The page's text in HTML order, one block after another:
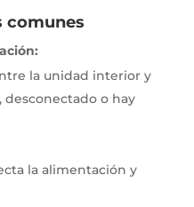
comunes
la unidad interior y
desconectado o hay
la alimentación y